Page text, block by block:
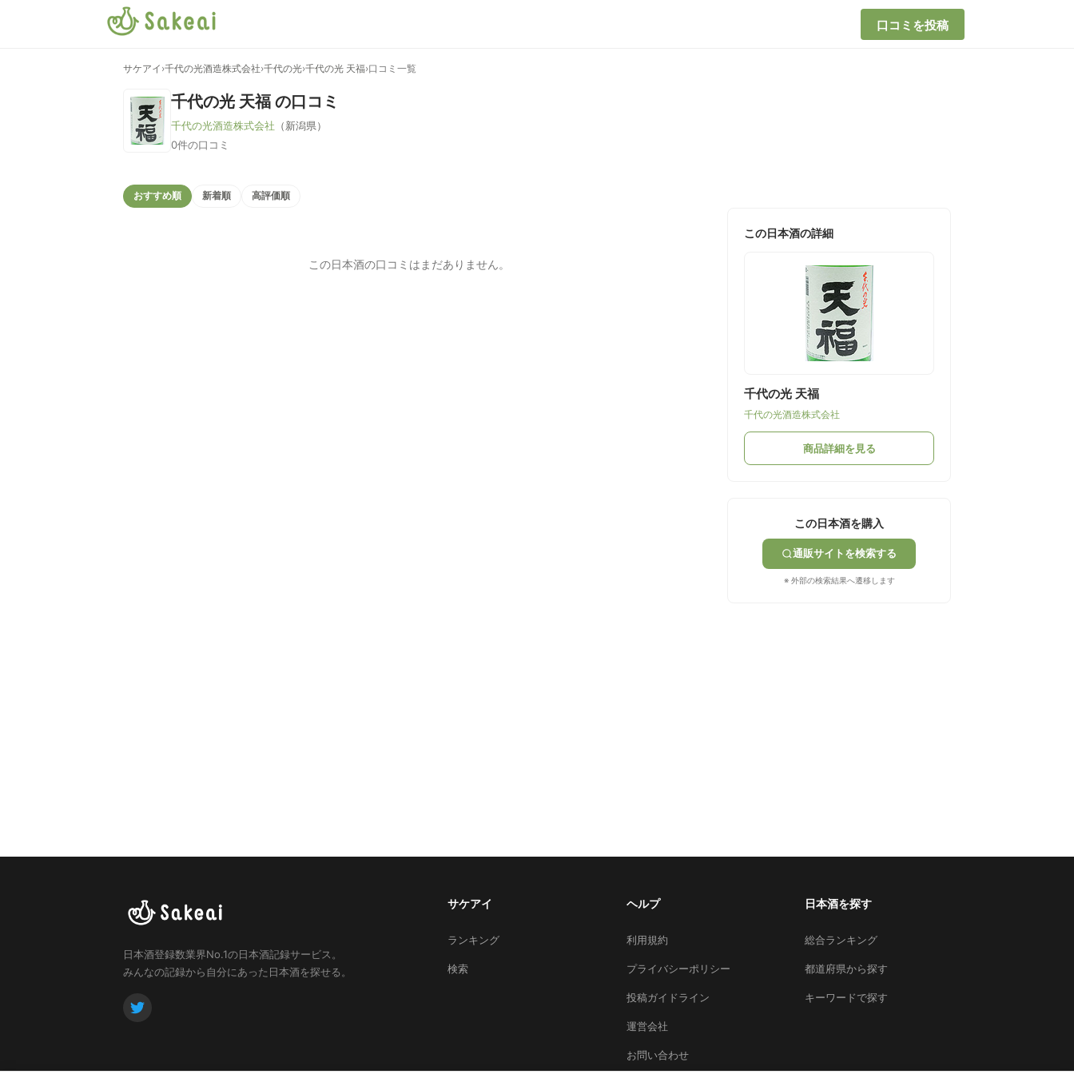
口コミを投稿
サケアイ ›千代の光酒造株式会社›千代の光›千代の光 天福›口コミ一覧
千代の光 天福 の口コミ
千代の光酒造株式会社 （新潟県）
0件の口コミ
おすすめ順 新着順 高評価順
この日本酒の口コミはまだありません。
この日本酒の詳細
千代の光 天福
千代の光酒造株式会社
商品詳細を見る
この日本酒を購入
通販サイトを検索する
※ 外部の検索結果へ遷移します
日本酒登録数業界No.1の日本酒記録サービス。
みんなの記録から自分にあった日本酒を探せる。
サケアイ
ランキング
検索
ヘルプ
利用規約
プライバシーポリシー
投稿ガイドライン
運営会社
お問い合わせ
日本酒を探す
総合ランキング
都道府県から探す
キーワードで探す